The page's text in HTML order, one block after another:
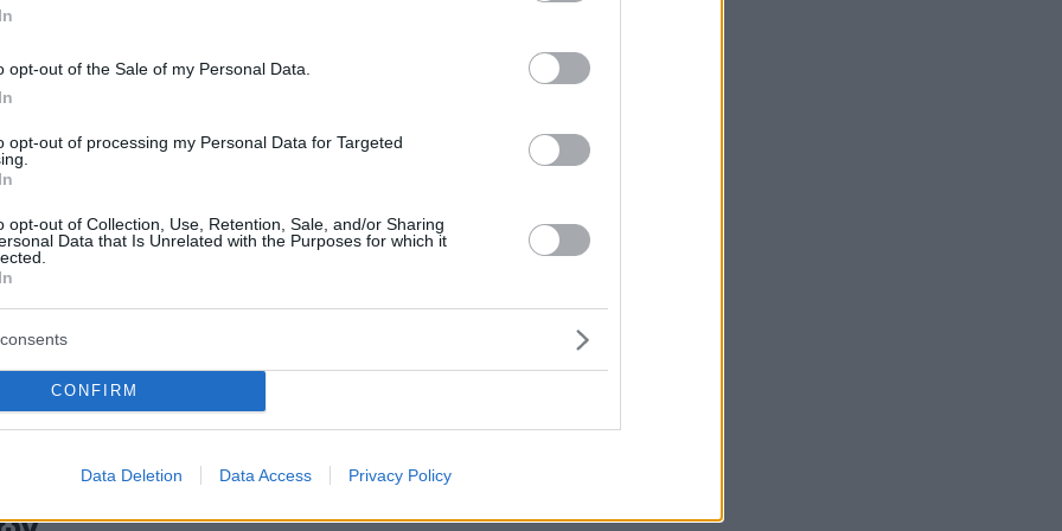
opt-out of the Sale of my Personal Data.
opt-out of processing my Personal Data for Targeted
opt-out of Collection, Use, Retention, Sale, and/or Sharing
Data that Is Unrelated with the Purposes for which it
CONFIRM
Data Deletion Data Access Privacy Policy
τι είναι οι ιοί
Η ατζέντα της Υπουργού
για τον επόμενο μήνα
Πνευμονολογίας - Εντατικής Θεραπείας, Αναστασίας
τις επόμενες πέντε εβδομάδες. Το πλαίσιο των
της είναι συγκεκριμένο
φωτογραφίες από την
της υπηρεσιακής
- Οι πρώτες δηλώσεις των